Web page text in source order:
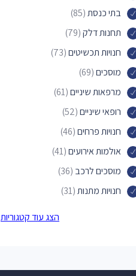
בתי כנסת(85)
תחנות דלק(79)
חנויות תכשיטים(73)
מוסכים(69)
מרפאות שיניים(61)
רופאי שיניים(52)
חנויות פרחים(46)
אולמות אירועים(41)
מוסכים לרכב (36)
חנויות מתנות(31)
וטרינרים(26)
הצג עוד קטגוריות